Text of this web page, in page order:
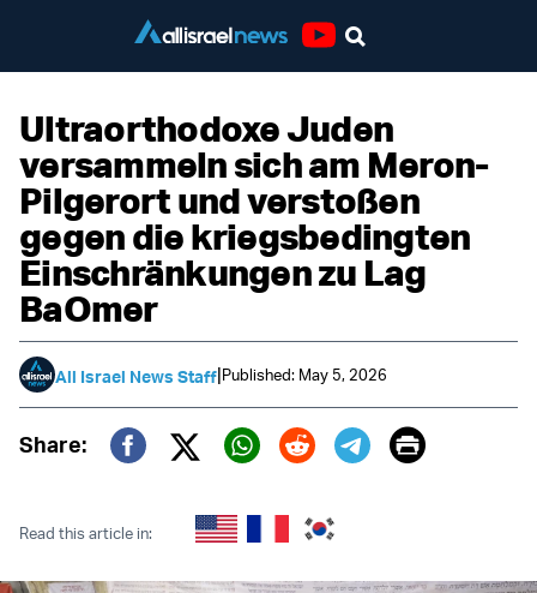
Ultraorthodoxe Juden
versammeln sich am Meron-
Pilgerort und verstoßen
gegen die kriegsbedingten
Einschränkungen zu Lag
BaOmer
All Israel News Staff|Published: May 5, 2026
Share:
Twitter (X)
Print
Read this article in: